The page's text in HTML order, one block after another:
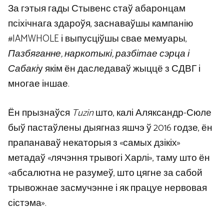
За гэтыя гады Стывенс стаў абаронцам
псіхічнага здароўя, заснаваўшы кампанію
#IAMWHOLE і выпусціўшы свае мемуары,
Пазбяганне, наркотыкі, разбітае сэрца і
Сабакіу якім ён даследаваў жыццё з СДВГ і
многае іншае.
Ён прызнаўся Tuzinшто, калі Аляксандр-Сюле
быў пастаўлены дыягназ яшчэ ў 2016 годзе, ён
прапанаваў некаторыя з «самых дзікіх»
метадаў «лячэння трывогі Харлі», таму што ён
«абсалютна не разумеў, што цягне за сабой
трывожнае засмучэнне і як працуе нервовая
сістэма».